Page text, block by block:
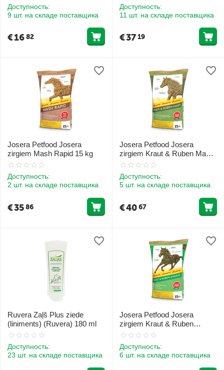
Доступность:
9 шт. на складе поставщика
€1682
Доступность:
11 шт. на складе поставщика
€3719
Josera Petfood Josera
zirgiem Mash Rapid 15 kg
Доступность:
2 шт. на складе поставщика
€3586
Josera Petfood Josera
zirgiem Kraut & Ruben Mash
15 kg
Доступность:
5 шт. на складе поставщика
€4067
Ruvera Zaļš Plus ziede
(liniments) (Ruvera) 180 ml
Доступность:
23 шт. на складе поставщика
Josera Petfood Josera
zirgiem Kraut & Ruben
Energie 15 kg
Доступность:
6 шт. на складе поставщика